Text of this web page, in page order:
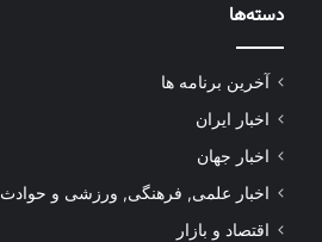
دسته‌ها
آخرین برنامه ها
اخبار ایران
اخبار جهان
اخبار علمی, فرهنگی, ورزشی و حوادث
اقتصاد و بازار